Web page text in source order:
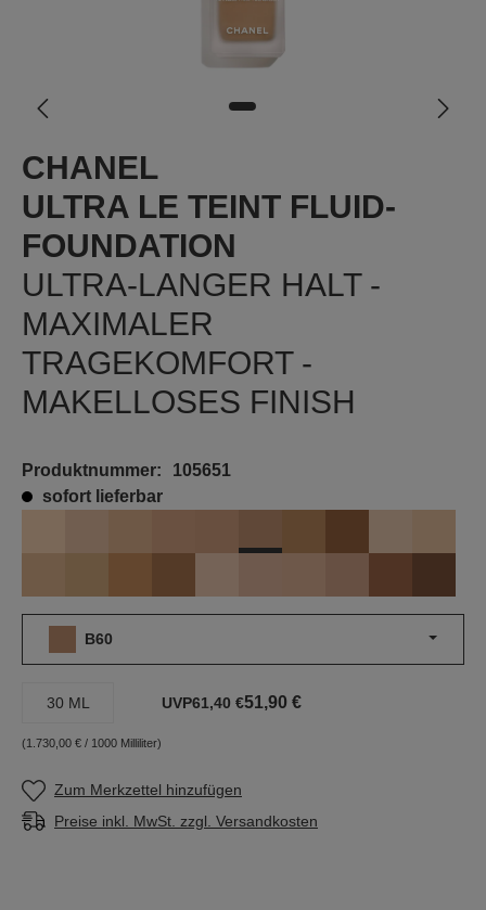
CHANEL
ULTRA LE TEINT FLUID-
FOUNDATION
ULTRA-LANGER HALT -
MAXIMALER
TRAGEKOMFORT -
MAKELLOSES FINISH
Produktnummer:
105651
sofort lieferbar
B50
B60
30 ML
(1.730,00 € / 1000 Milliliter)
UVP61,40 €51,90 €
Zum Merkzettel hinzufügen
Preise inkl. MwSt. zzgl. Versandkosten